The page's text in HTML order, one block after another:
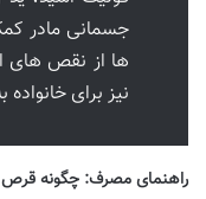
جسمانی مادر
ها از نقص های
نیز برای
راهنمای مصرف: چگونه